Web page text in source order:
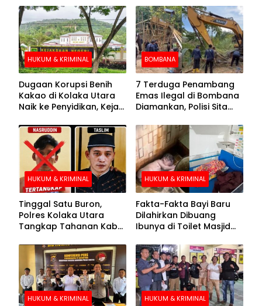
HUKUM & KRIMINAL
Dugaan Korupsi Benih
Kakao di Kolaka Utara
Naik ke Penyidikan, Kejari
BOMBANA
7 Terduga Penambang
Emas Ilegal di Bombana
Diamankan, Polisi Sita
Crusher
HUKUM & KRIMINAL
Tinggal Satu Buron,
Polres Kolaka Utara
Tangkap Tahanan Kabur
Pengejaran
HUKUM & KRIMINAL
Fakta-Fakta Bayi Baru
Dilahirkan Dibuang
Ibunya di Toilet Masjid
HUKUM & KRIMINAL HUKUM & KRIMINAL